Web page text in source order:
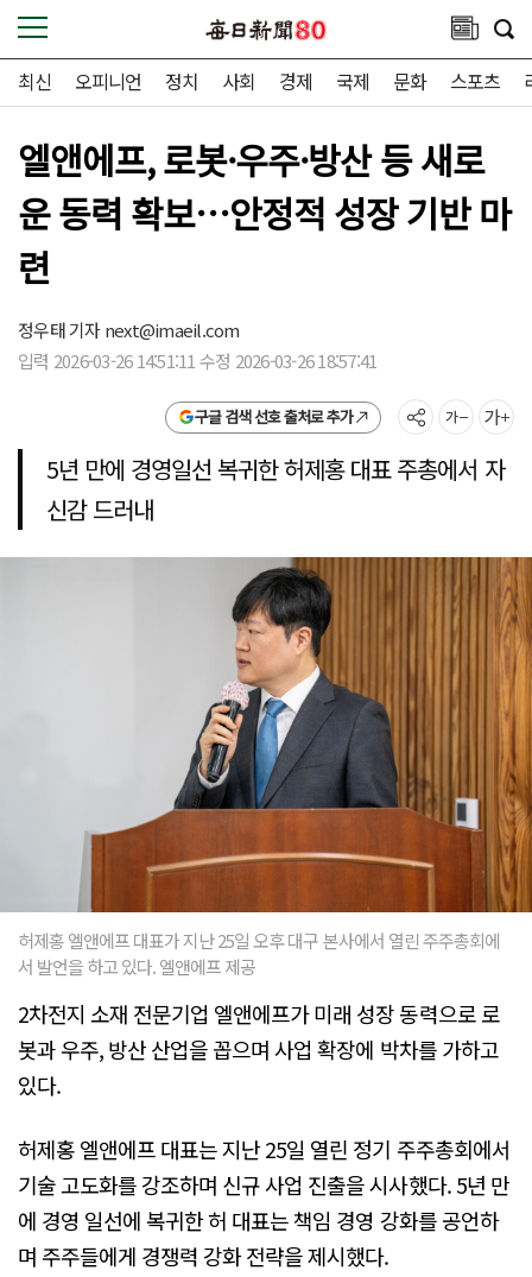
최신 오피니언 정치 사회 경제 국제 문화 스포츠
엘앤에프, 로봇·우주·방산 등 새로
운 동력 확보…안정적 성장 기반 마
련
정우태 기자next@imaeil.com
입력 2026-03-26 14:51:11 수정 2026-03-26 18:57:41
구글 검색 선호 출처로 추가
5년 만에 경영일선 복귀한 허제홍 대표 주총에서 자
신감 드러내
허제홍 엘앤에프 대표가 지난 25일 오후 대구 본사에서 열린 주주총회에
서 발언을 하고 있다. 엘앤에프 제공
2차전지 소재 전문기업 엘앤에프가 미래 성장 동력으로 로
봇과 우주, 방산 산업을 꼽으며 사업 확장에 박차를 가하고
있다.
허제홍 엘앤에프 대표는 지난 25일 열린 정기 주주총회에서
기술 고도화를 강조하며 신규 사업 진출을 시사했다. 5년 만
에 경영 일선에 복귀한 허 대표는 책임 경영 강화를 공언하
며 주주들에게 경쟁력 강화 전략을 제시했다.